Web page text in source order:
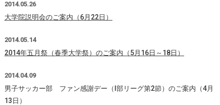
2014.05.26
大学院説明会のご案内（6月22日）
2014.05.14
2014年五月祭（春季大学祭）のご案内（5月16日～18日）
2014.04.09
男子サッカー部 ファン感謝デー（I部リーグ第2節）のご案内（4月
13日）